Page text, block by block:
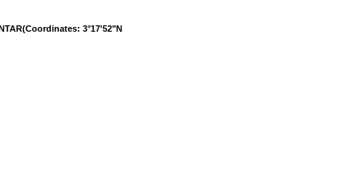
3°17'52"N